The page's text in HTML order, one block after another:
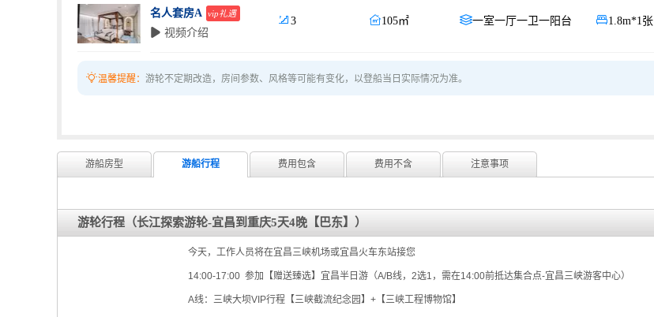
名人套房A vip礼遇
 视频介绍
 3 105㎡ 一室一厅一卫一阳台 1.8m*1张
温馨提醒： 游轮不定期改造，房间参数、风格等可能有变化，以登船当日实际情况为准。
游船房型 游船行程 费用包含 费用不含 注意事项
游轮行程（长江探索游轮-宜昌到重庆5天4晚【巴东】）
今天，工作人员将在宜昌三峡机场或宜昌火车东站接您
14:00-17:00 参加【赠送臻选】宜昌半日游（A/B线，2选1，需在14:00前抵达集合点-宜昌三峡游客中心）
A线：三峡大坝VIP行程【三峡截流纪念园】+【三峡工程博物馆】